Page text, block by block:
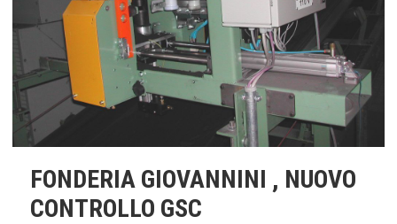
FONDERIA GIOVANNINI , NUOVO
CONTROLLO GSC